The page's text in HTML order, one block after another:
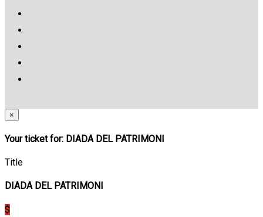
×
Your ticket for: DIADA DEL PATRIMONI
Title
DIADA DEL PATRIMONI
$